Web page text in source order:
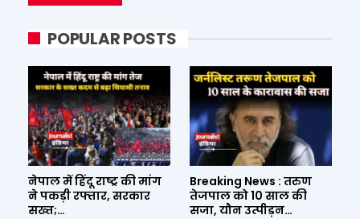
POPULAR POSTS
नेपाल में हिंदू राष्ट्र की मांग
ने पकड़ी रफ्तार, सरकार
सख्त;…
Breaking News : तरुण
तेजपाल को 10 साल की
सजा, यौन उत्पीड़न…